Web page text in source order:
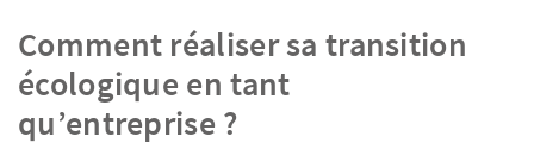
Comment réaliser sa transition
écologique en tant
qu’entreprise ?